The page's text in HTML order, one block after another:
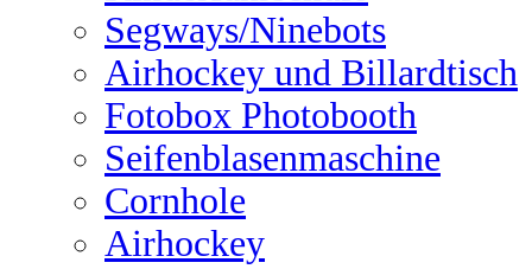
Segways/Ninebots
Airhockey und Billardtisch
Fotobox Photobooth
Seifenblasenmaschine
Cornhole
Airhockey